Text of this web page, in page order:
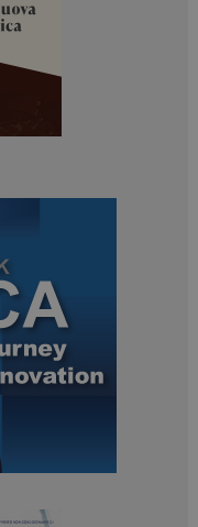
Corporation